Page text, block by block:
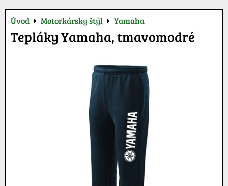
Úvod Motorkársky štýl Yamaha
Tepláky Yamaha, tmavomodré